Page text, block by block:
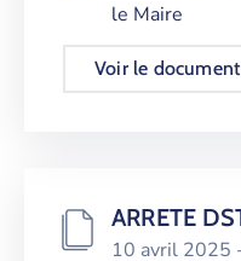
le Maire
Voir le document
ARRETE
10 avril 2025